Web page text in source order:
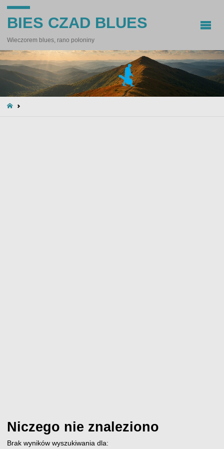
BIES CZAD BLUES
Wieczorem blues, rano połoniny
STRONA
Niczego nie znaleziono
Brak wyników wyszukiwania dla: